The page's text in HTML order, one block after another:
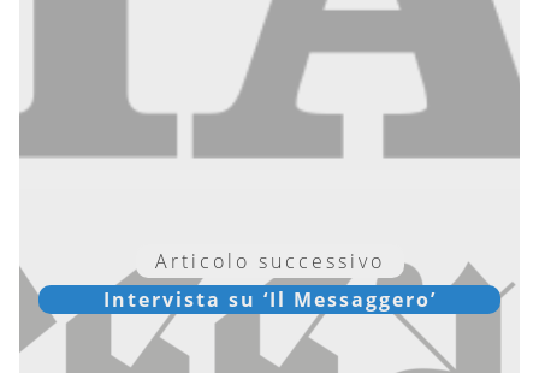
Articolo successivo
Intervista su ‘Il Messaggero’